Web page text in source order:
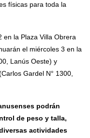
físicas para toda la
en la Plaza Villa Obrera
el miércoles 3 en la
Lanús Oeste) y
Gardel N° 1300,
podrán
de peso y talla,
actividades